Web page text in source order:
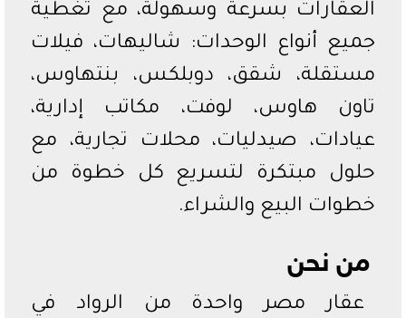
العقارات بسرعة وسهولة، مع تغطية
جميع أنواع الوحدات: شاليهات، فيلات
مستقلة، شقق، دوبلكس، بنتهاوس،
تاون هاوس، لوفت، مكاتب إدارية،
عيادات، صيدليات، محلات تجارية، مع
حلول مبتكرة لتسريع كل خطوة من
خطوات البيع والشراء.
من نحن
عقار مصر واحدة من الرواد في